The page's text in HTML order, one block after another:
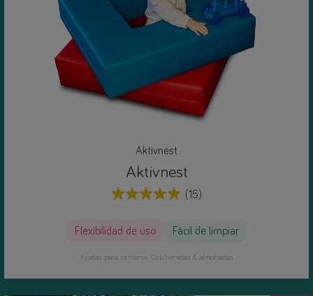
Aktivnest
Aktivnest
(15)
Flexibilidad de uso Fácil de limpiar
Ayudas para sentarse Colchonetas & almohadas